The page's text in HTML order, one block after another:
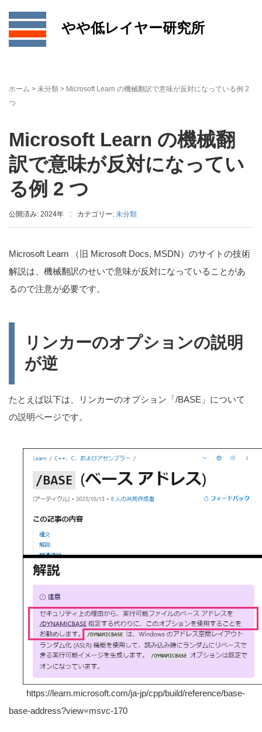
やや低レイヤー研究所
ホーム > 未分類 > Microsoft Learn の機械翻訳で意味が反対になっている例 2
つ
Microsoft Learn の機械翻
訳で意味が反対になってい
る例 2 つ
公開済み: 2024年 : カテゴリー: 未分類
Microsoft Learn （旧 Microsoft Docs, MSDN）のサイトの技術
解説は、機械翻訳のせいで意味が反対になっていることがあ
るので注意が必要です。
リンカーのオプションの説明
が逆
たとえば以下は、リンカーのオプション「/BASE」について
の説明ページです。
https://learn.microsoft.com/ja-jp/cpp/build/reference/base-
base-address?view=msvc-170